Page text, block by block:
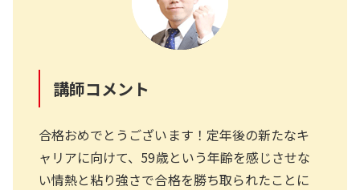
講師コメント
合格おめでとうございます！定年後の新たなキ
ャリアに向けて、59歳という年齢を感じさせな
い情熱と粘り強さで合格を勝ち取られたことに